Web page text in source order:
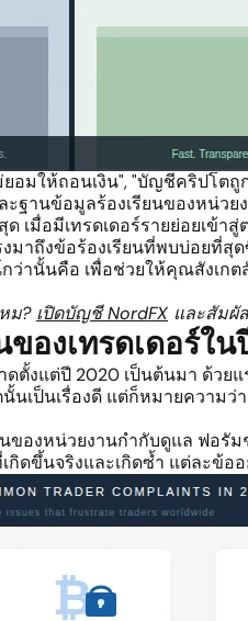
อมให้ถอนเงิน", "บัญชีคริปโต
ฐานข้อมูลร้องเรียนของหน่ว
เมื่อมีเทรดเดอร์รายย่อยเข้
มาถึงข้อร้องเรียนที่พบบ่อยที่สุ
กว่านั้นคือ เพื่อช่วยให้คุณสังเ
ม? เปิดบัญชี NordFX และสัมผั
องเทรดเดอร์ใ
ดตั้งแต่ปี 2020 เป็นต้นมา ด้ว
นเป็นเรื่องดี แต่ก็หมายควา
นของหน่วยงานกำกับดูแล ฟ
ดขึ้นจริงและเกิดซ้ำ แต่ละข้อ